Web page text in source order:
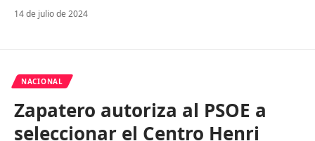
14 de julio de 2024
NACIONAL
Zapatero autoriza al PSOE a
seleccionar el Centro Henri